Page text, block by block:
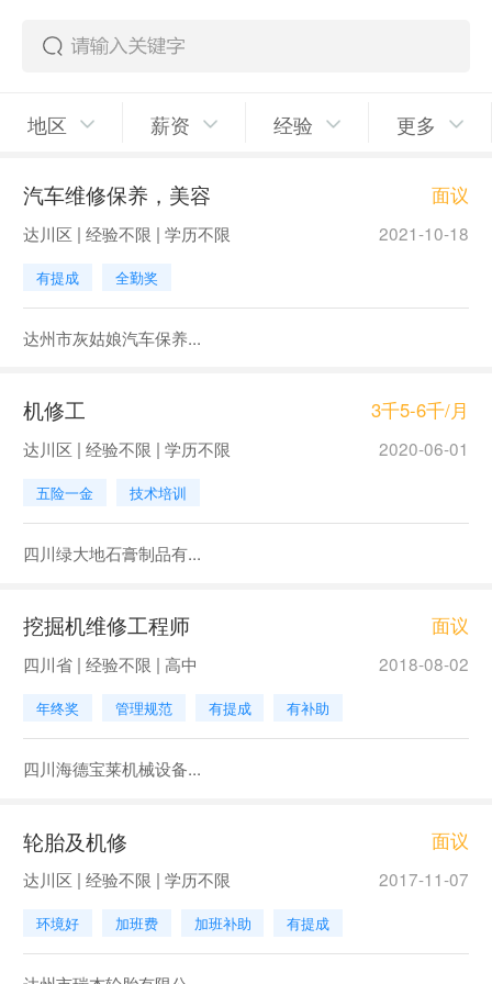
地区 薪资 经验 更多
汽车维修保养，美容 面议
达川区 | 经验不限 | 学历不限 2021-10-18
有提成 全勤奖
达州市灰姑娘汽车保养...
机修工 3千5-6千/月
达川区 | 经验不限 | 学历不限 2020-06-01
五险一金 技术培训
四川绿大地石膏制品有...
挖掘机维修工程师 面议
四川省 | 经验不限 | 高中 2018-08-02
年终奖 管理规范 有提成 有补助
四川海德宝莱机械设备...
轮胎及机修 面议
达川区 | 经验不限 | 学历不限 2017-11-07
环境好 加班费 加班补助 有提成